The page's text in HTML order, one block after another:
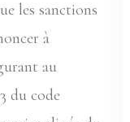
les sanctions
à
au
du code